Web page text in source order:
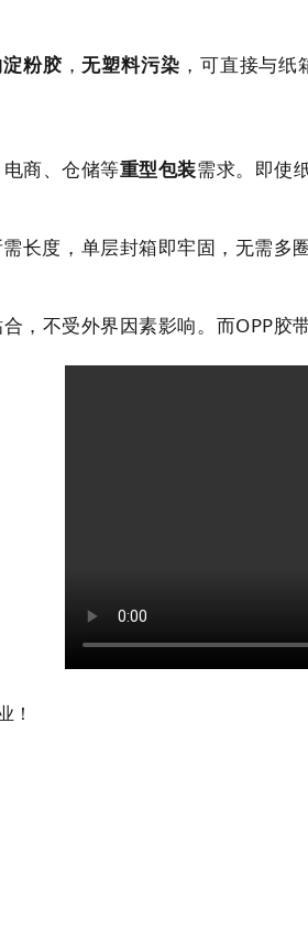
粉胶，无塑料污染 ，可直接与
电商、仓储等重型包装需求。即使
长度，单层封箱即牢固，无需多
，不受外界因素影响。而OPP胶
！